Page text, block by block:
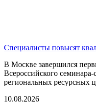
Специалисты повысят
В Москве завершился
Всероссийского
региональных ресурсных
10.08.2026